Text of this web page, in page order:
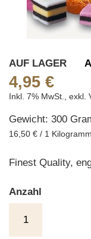
Skip
to
the
of
the
gallery
AUF LAGER
4,95 €
Inkl. 7% MwSt., exkl.
Gewicht: 300
16,50 € / 1
Finest Quality,
Anzahl